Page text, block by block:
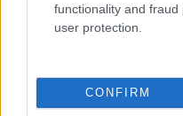
functionality and
user protection.
CONFIRM
LÉTEZIK EGY
a tea, és több energiát
években széles körben